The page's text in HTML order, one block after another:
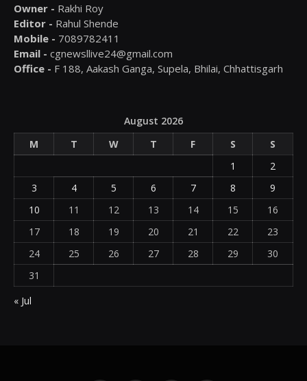
Owner - Rakhi Roy
Editor - Rahul Shende
Mobile - 7089782411
Email - cgnewsllive24@gmail.com
Office - F 188, Aakash Ganga, Supela, Bhilai, Chhattisgarh
August 2026
M
T W T F S
S
1
2
3
4 5 6 7 8
9
10
11 12 13 14 15
16
17
18 19 20 21 22
23
24
25 26 27 28 29
30
31
« Jul